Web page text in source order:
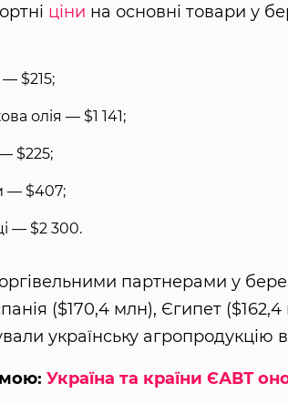
ціни на основні товари у
— $215;
олія — $1 141;
$225;
— $407;
— $2 300.
партнерами у
($170,4 млн), Єгипет
українську
Україна та країни ЄАВТ